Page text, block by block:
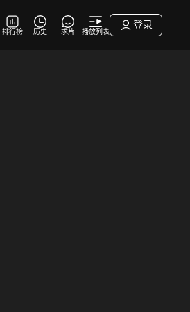
排行榜 历史 求片 播放列表
登录